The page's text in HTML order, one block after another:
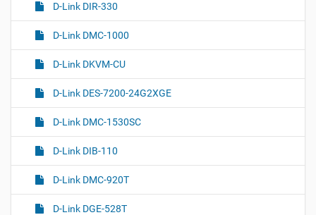
D-Link DIR-330
D-Link DMC-1000
D-Link DKVM-CU
D-Link DES-7200-24G2XGE
D-Link DMC-1530SC
D-Link DIB-110
D-Link DMC-920T
D-Link DGE-528T